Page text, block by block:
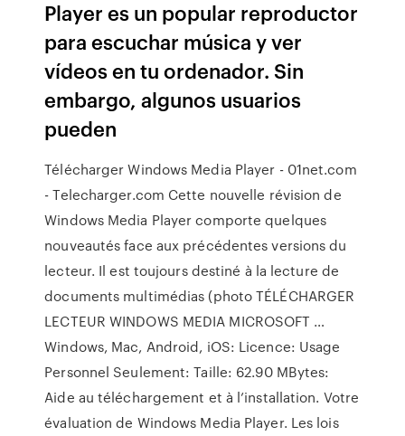
Player es un popular reproductor
para escuchar música y ver
vídeos en tu ordenador. Sin
embargo, algunos usuarios
pueden
Télécharger Windows Media Player - 01net.com
- Telecharger.com Cette nouvelle révision de
Windows Media Player comporte quelques
nouveautés face aux précédentes versions du
lecteur. Il est toujours destiné à la lecture de
documents multimédias (photo TÉLÉCHARGER
LECTEUR WINDOWS MEDIA MICROSOFT …
Windows, Mac, Android, iOS: Licence: Usage
Personnel Seulement: Taille: 62.90 MBytes:
Aide au téléchargement et à l’installation. Votre
évaluation de Windows Media Player. Les lois